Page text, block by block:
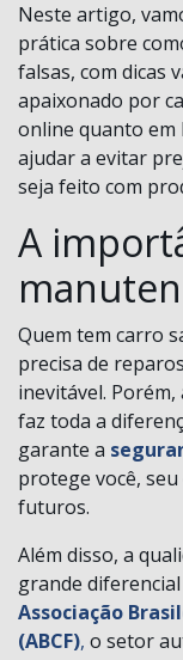
Neste artigo,
prática sobre
falsas, com dicas
apaixonado por
online quanto em
ajudar a evitar
seja feito com
A
Quem tem carro
precisa de
inevitável.
faz toda a
garante a
protege você,
futuros.
Além disso, a
grande
Associação
(ABCF), o setor